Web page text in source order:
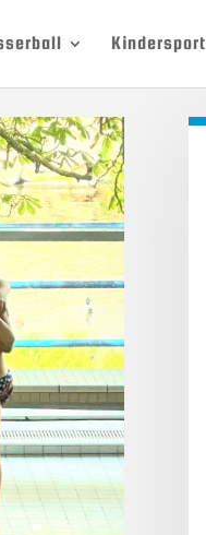
Kindersport